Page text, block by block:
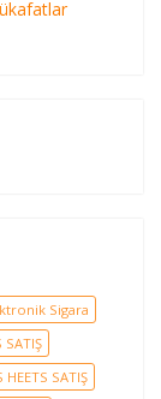
Sigara
SATIŞ
HEETS SATIŞ